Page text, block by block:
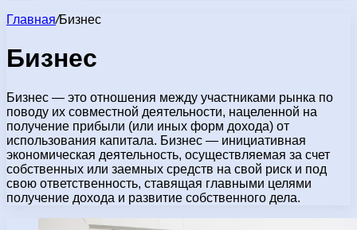
Главная/Бизнес
Бизнес
Бизнес — это отношения между участниками рынка по
поводу их совместной деятельности, нацеленной на
получение прибыли (или иных форм дохода) от
использования капитала. Бизнес — инициативная
экономическая деятельность, осуществляемая за счет
собственных или заемных средств на свой риск и под
свою ответственность, ставящая главными целями
получение дохода и развитие собственного дела.